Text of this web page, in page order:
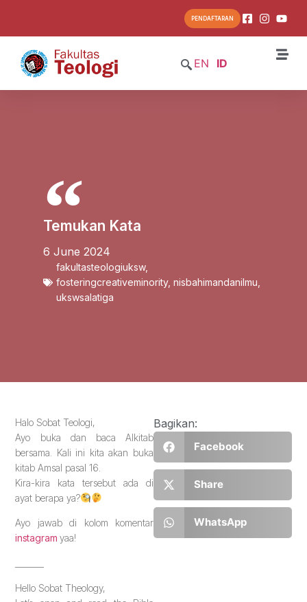
PENDAFTARAN
EN ID
Temukan Kata
6 June 2024
fakultasteologiuksw,
fosteringcreativeminority, nisbahimandanilmu
ukswsalatiga
Halo Sobat Teologi,
Ayo buka dan baca Alkitab
bersama. Kali ini kita akan buka
kitab Amsal pasal 16.
Kira-kira kata tersebut ada di
ayat berapa ya?
Ayo jawab di kolom komentar
instagramyaa!
Hello Sobat Theology,
Bagikan:
Facebook
Share
WhatsApp